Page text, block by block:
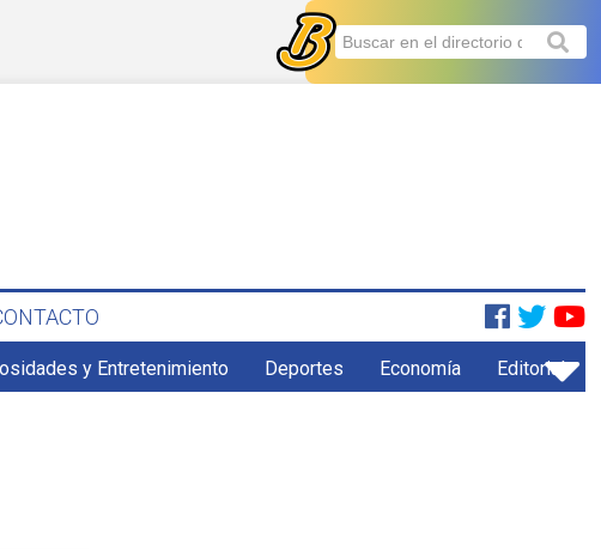
y Entretenimiento Deportes Economía Editorial